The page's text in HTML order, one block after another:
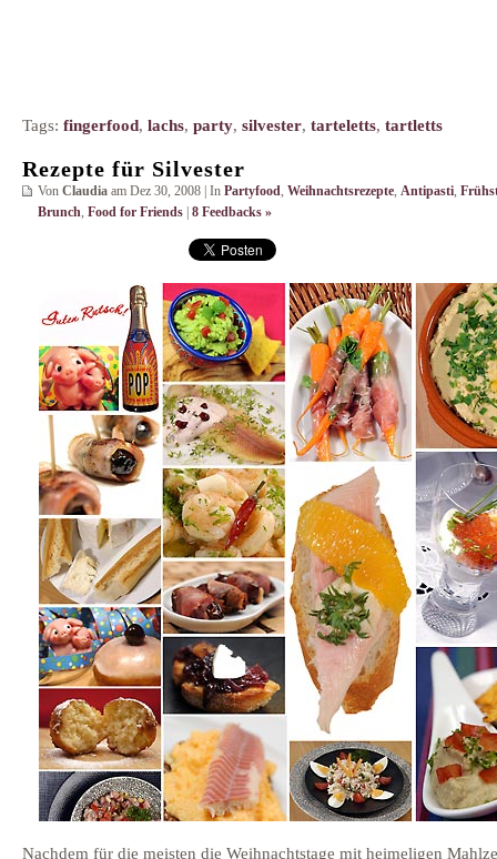
Tags: fingerfood, lachs, party, silvester, tarteletts, tartletts
Rezepte für Silvester
Von Claudia am Dez 30, 2008 | In Partyfood, Weihnachtsrezepte, Antipasti,
Brunch, Food for Friends 8 Feedbacks »
Nachdem für die meisten die Weihnachtstage mit heimeligen